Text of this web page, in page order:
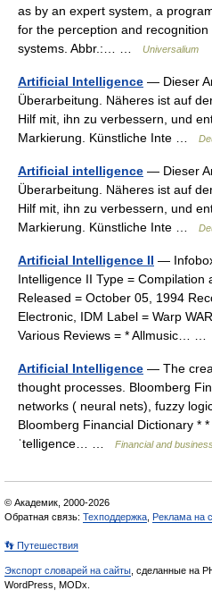
as by an expert system, a
for the perception and
systems. Abbr.:… …
Universalium
Artificial Intelligence — Dieser
Überarbeitung. Näheres ist auf
Hilf mit, ihn zu verbessern, und
Markierung. Künstliche Inte …
Artificial intelligence — Dieser
Überarbeitung. Näheres ist auf
Hilf mit, ihn zu verbessern, und
Markierung. Künstliche Inte …
Artificial Intelligence II —
Intelligence II Type = Compilation
Released = October 05, 1994
Electronic, IDM Label = Warp
Various Reviews = * Allmusic… …
Artificial Intelligence — The
thought processes. Bloomberg
networks ( neural nets), fuzzy
Bloomberg Financial Dictionary *
ˈtelligence… …
Financial and
© Академик, 2000-2026
Обратная связь: Техподдержка Реклама на
👣 Путешествия
Экспорт словарей на сайты , сделанные на
WordPress, MODx.